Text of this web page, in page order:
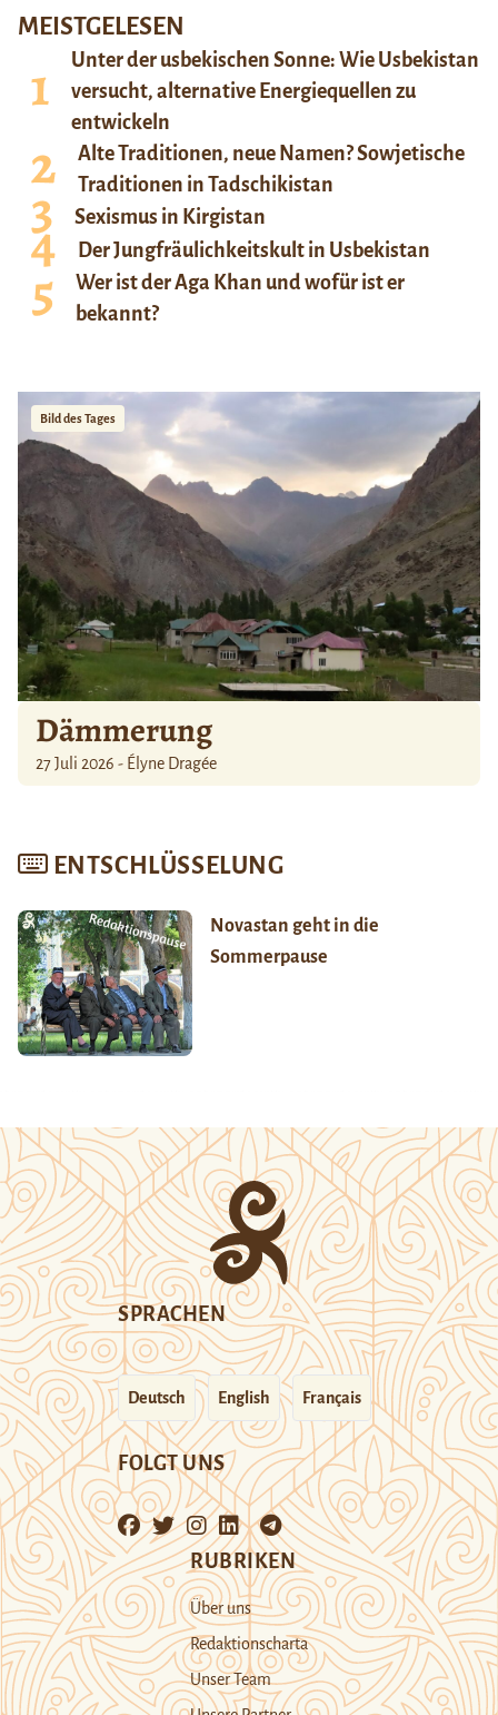
MEISTGELESEN
Unter der usbekischen Sonne: Wie Usbekistan
versucht, alternative Energiequellen zu
entwickeln
Alte Traditionen, neue Namen? Sowjetische
Traditionen in Tadschikistan
Sexismus in Kirgistan
Der Jungfräulichkeitskult in Usbekistan
Wer ist der Aga Khan und wofür ist er
bekannt?
Bild des Tages
Dämmerung
27 Juli 2026 - Élyne Dragée
ENTSCHLÜSSELUNG
Novastan geht in die
Sommerpause
SPRACHEN
Deutsch English Français
FOLGT UNS
RUBRIKEN
Über uns
Redaktionscharta
Unser Team